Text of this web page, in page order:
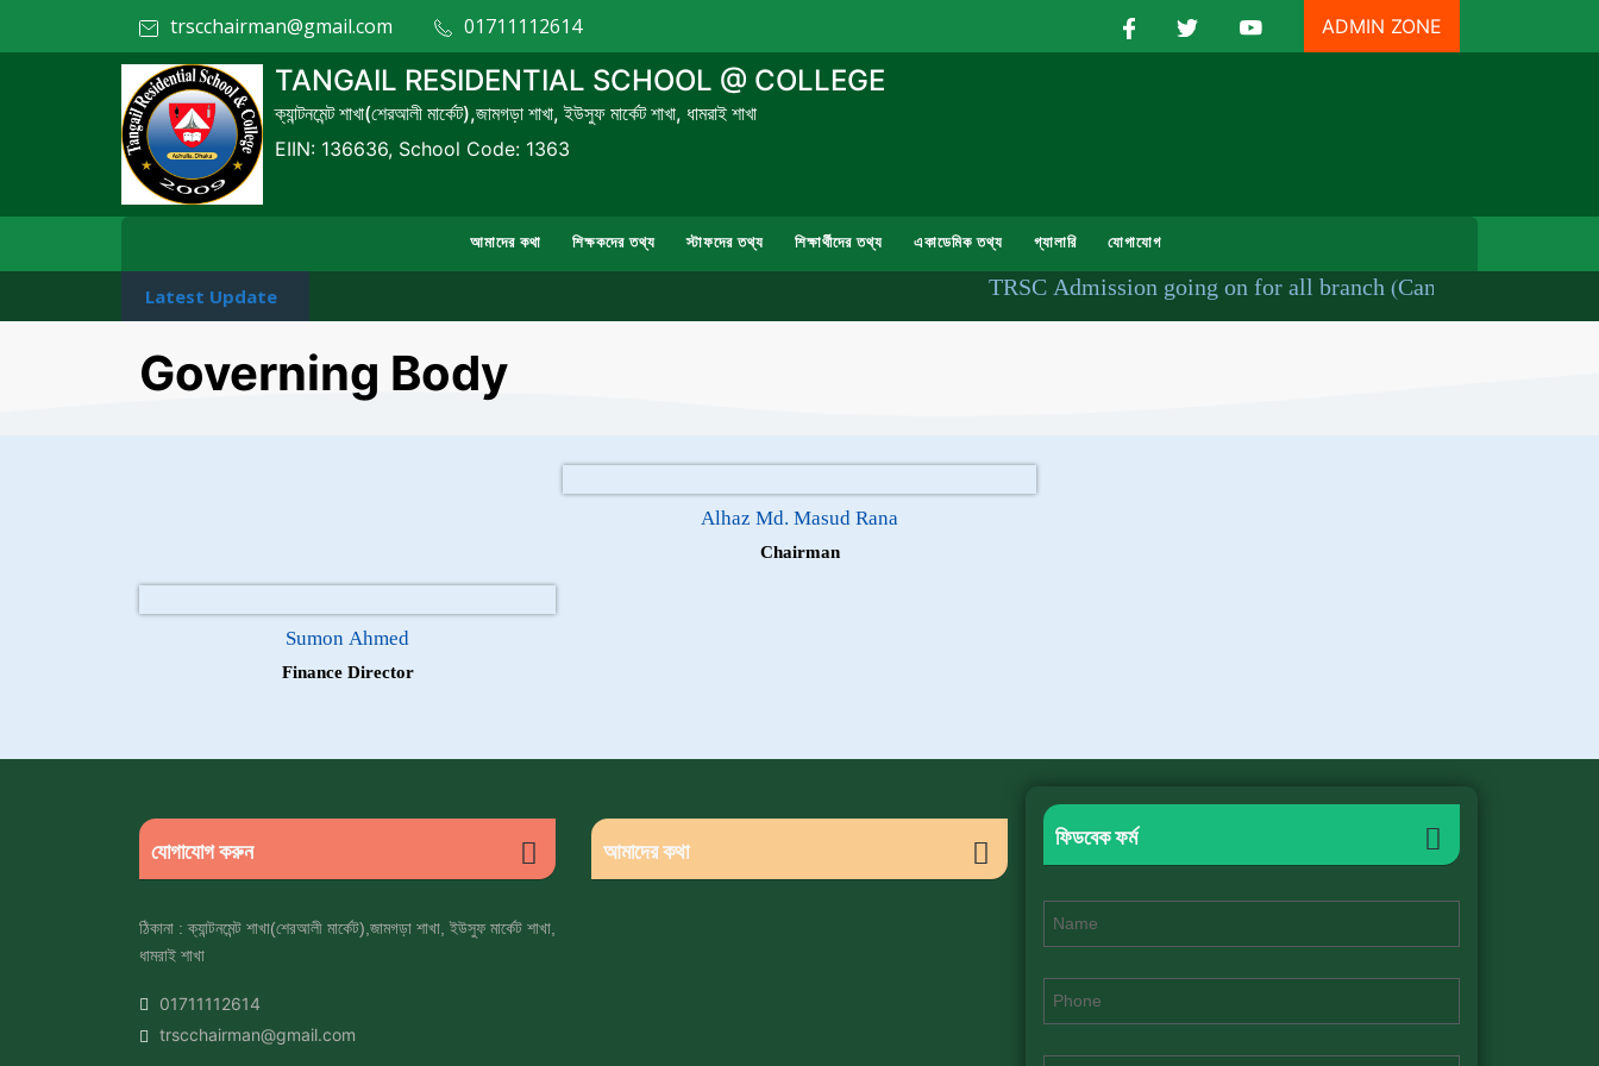
trscchairman@gmail.com 01711112614 ADMIN ZONE
TANGAIL RESIDENTIAL SCHOOL @ COLLEGE
ক্যান্টনমেন্ট শাখা(শেরআলী মার্কেট),জামগড়া শাখা, ইউসুফ মার্কেট শাখা, ধামরাই শাখা
EIIN: 136636, School Code: 1363
আমাদের কথা শিক্ষকদের তথ্য স্টাফদের তথ্য শিক্ষার্থীদের তথ্য একাডেমিক তথ্য গ্যালারি যোগাযোগ
Latest Update TRSC Admission going on for all branch (Cantonment
Governing Body
Alhaz Md. Masud Rana
Chairman
Sumon Ahmed
Finance Director
যোগাযোগ করুন
ঠিকানা : ক্যান্টনমেন্ট শাখা(শেরআলী মার্কেট),জামগড়া শাখা, ইউসুফ মার্কেট শাখা,
ধামরাই শাখা
01711112614
trscchairman@gmail.com
আমাদের কথা
ফিডবেক ফর্ম